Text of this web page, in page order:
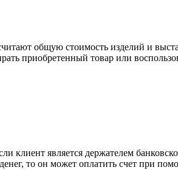
общую стоимость изделий и
приобретенный товар или
клиент является держателем
то он может оплатить счет при